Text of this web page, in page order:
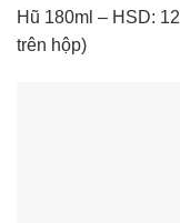
Hũ 180ml – HSD:
trên hộp)